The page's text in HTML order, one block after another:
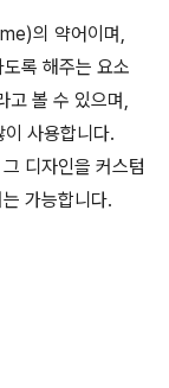
의 약어이며,
록 해주는 요소
고 볼 수 있으며,
사용합니다.
디자인을 커스텀
가능합니다.